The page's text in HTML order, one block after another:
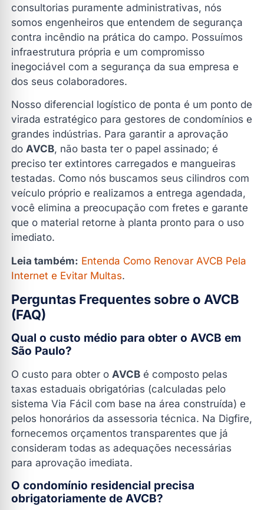
consultorias puramente administrativas, nós
somos engenheiros que entendem de segurança
contra incêndio na prática do campo. Possuímos
infraestrutura própria e um compromisso
inegociável com a segurança da sua empresa e
dos seus colaboradores.
Nosso diferencial logístico de ponta é um ponto de
virada estratégico para gestores de condomínios e
grandes indústrias. Para garantir a aprovação
do AVCB, não basta ter o papel assinado; é
preciso ter extintores carregados e mangueiras
testadas. Como nós buscamos seus cilindros com
veículo próprio e realizamos a entrega agendada,
você elimina a preocupação com fretes e garante
que o material retorne à planta pronto para o uso
imediato.
Leia também: Entenda Como Renovar AVCB Pela
Internet e Evitar Multas.
Perguntas Frequentes sobre o AVCB
(FAQ)
Qual o custo médio para obter o AVCB em
São Paulo?
O custo para obter o AVCB é composto pelas
taxas estaduais obrigatórias (calculadas pelo
sistema Via Fácil com base na área construída) e
pelos honorários da assessoria técnica. Na Digfire,
fornecemos orçamentos transparentes que já
consideram todas as adequações necessárias
para aprovação imediata.
O condomínio residencial precisa
obrigatoriamente de AVCB?